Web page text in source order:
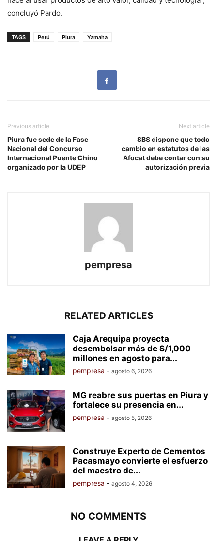
concluyó Pardo.
TAGS Perú Piura Yamaha
Previous article
Piura fue sede de la Fase
Nacional del Concurso
Internacional Puente Chino
organizado por la UDEP
Next article
SBS dispone que todo
cambio en estatutos de las
Afocat debe contar con su
autorización previa
pempresa
RELATED ARTICLES
Caja Arequipa proyecta
desembolsar más de S/1,000
millones en agosto para...
pempresa - agosto 6, 2026
MG reabre sus puertas en Piura y
fortalece su presencia en...
pempresa - agosto 5, 2026
Construye Experto de Cementos
Pacasmayo convierte el esfuerzo
del maestro de...
pempresa - agosto 4, 2026
NO COMMENTS